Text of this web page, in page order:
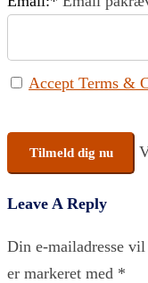
Accept Terms &
No val
Leave A Reply
Din e-mailadresse
er markeret med *